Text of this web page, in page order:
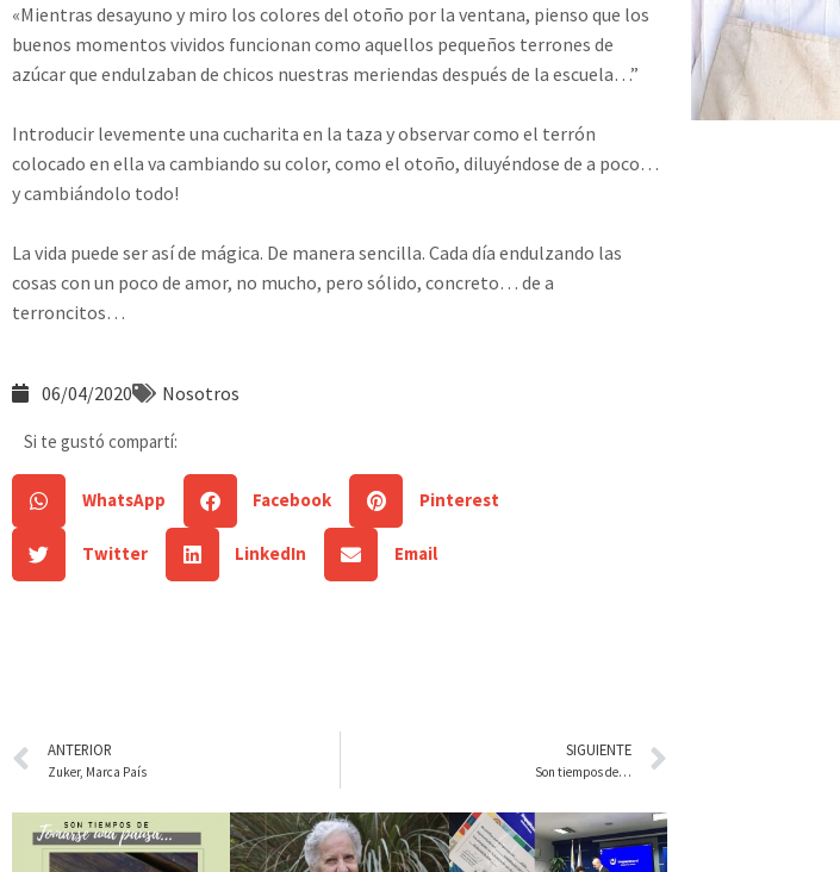
«Mientras desayuno y miro los colores del otoño por la ventana, pienso que los
buenos momentos vividos funcionan como aquellos pequeños terrones de
azúcar que endulzaban de chicos nuestras meriendas después de la escuela…”
Introducir levemente una cucharita en la taza y observar como el terrón
colocado en ella va cambiando su color, como el otoño, diluyéndose de a poco…
y cambiándolo todo!
La vida puede ser así de mágica. De manera sencilla. Cada día endulzando las
cosas con un poco de amor, no mucho, pero sólido, concreto… de a
terroncitos…
06/04/2020 Nosotros
Si te gustó compartí:
WhatsApp Facebook Pinterest
Twitter LinkedIn Email
ANTERIOR
Zuker, Marca País
SIGUIENTE
Son tiempos de…